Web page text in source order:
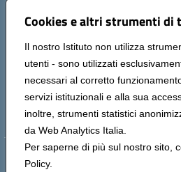
Cookies e altri strumenti di
Il nostro Istituto non utilizza
utenti - sono utilizzati
necessari al corretto
servizi istituzionali e alla sua
inoltre, strumenti statistici
da Web Analytics Italia.
Per saperne di più sul nostro sito,
Policy.
Posta elettronica certificata (PEC):
Codice fiscale: 94017830616
Codice meccanografico: CEIC88300B
DPO Esempio Antonio
e-mail:
Pec: esempioantonio@pec.it